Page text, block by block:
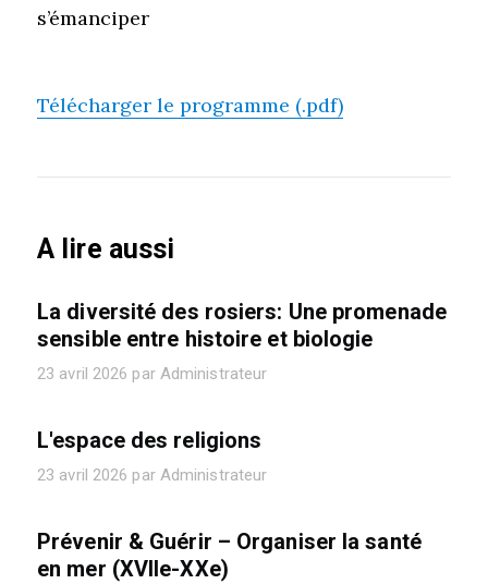
s’émanciper
Télécharger le programme (.pdf)
A lire aussi
La diversité des rosiers: Une promenade
sensible entre histoire et biologie
23 avril 2026 par Administrateur
L'espace des religions
23 avril 2026 par Administrateur
Prévenir & Guérir – Organiser la santé
en mer (XVIIe-XXe)